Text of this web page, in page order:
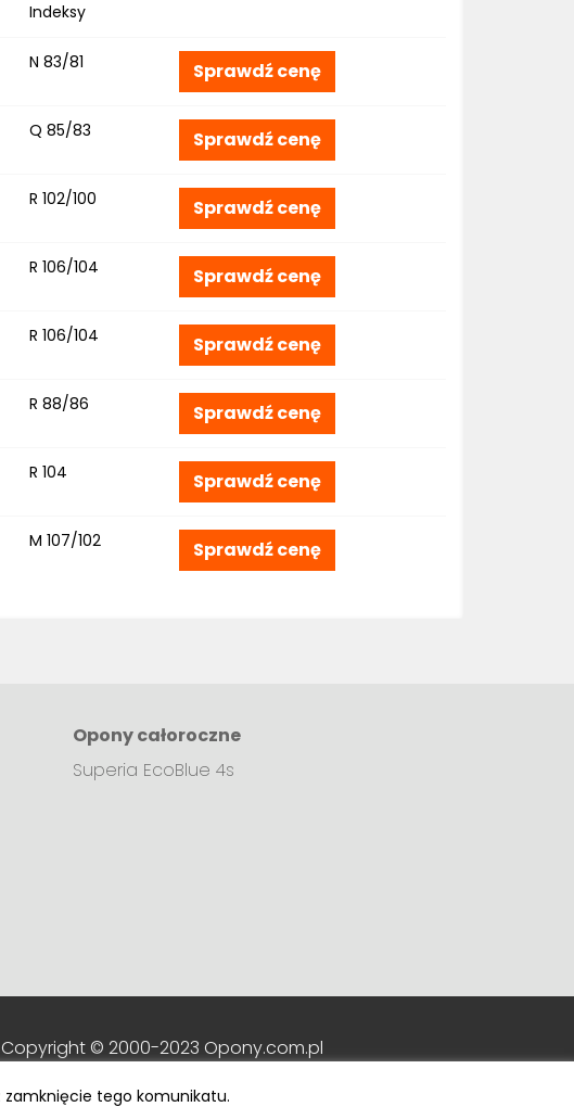
Indeksy
N 83/81 Sprawdź cenę
Q 85/83 Sprawdź cenę
R 102/100 Sprawdź cenę
R 106/104 Sprawdź cenę
R 106/104 Sprawdź cenę
R 88/86 Sprawdź cenę
R 104 Sprawdź cenę
M 107/102 Sprawdź cenę
Opony całoroczne
Superia EcoBlue 4s
Copyright © 2000-2023 Opony.com.pl
zamknięcie tego komunikatu.